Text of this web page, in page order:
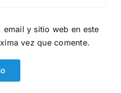
email y sitio web en este
vez que comente.